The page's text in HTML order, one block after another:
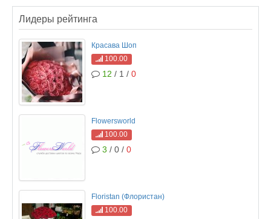
Лидеры рейтинга
Красава Шоп
100.00
12 / 1 / 0
Flowersworld
100.00
3 / 0 / 0
Floristan (Флористан)
100.00